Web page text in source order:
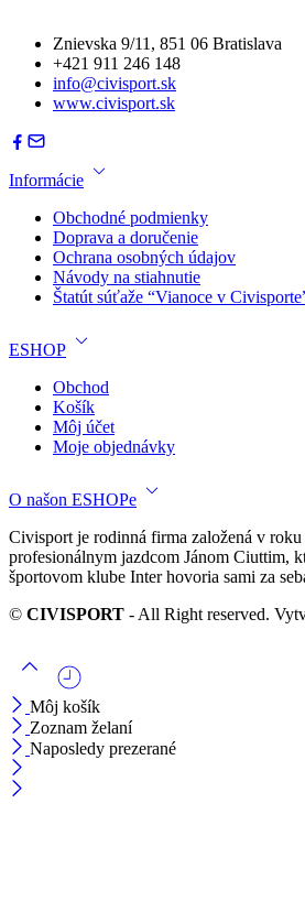
Znievska 9/11, 851 06 Bratislava
+421 911 246 148
info@civisport.sk
www.civisport.sk
Informácie
Obchodné podmienky
Doprava a doručenie
Ochrana osobných údajov
Návody na stiahnutie
Štatút súťaže “Vianoce v
ESHOP
Obchod
Košík
Môj účet
Moje objednávky
O našon ESHOPe
Civisport je rodinná firma založená v
profesionálnym jazdcom Jánom Ciuttim,
športovom klube Inter hovoria sami za
© CIVISPORT - All Right reserved.
Môj košík
Zoznam želaní
Naposledy prezerané